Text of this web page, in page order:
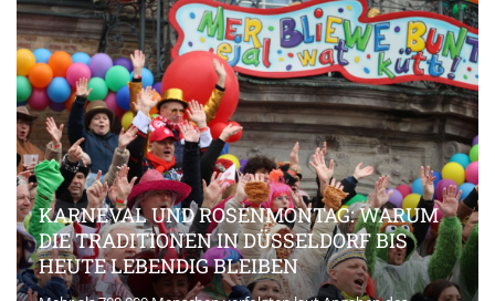
KARNEVAL UND ROSENMONTAG: WARUM
DIE TRADITIONEN IN DÜSSELDORF BIS
HEUTE LEBENDIG BLEIBEN